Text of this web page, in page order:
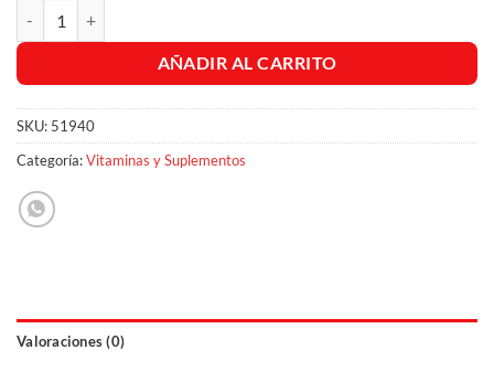
AÑADIR AL CARRITO
SKU: 51940
Categoría:Vitaminas y Suplementos
Valoraciones (0)